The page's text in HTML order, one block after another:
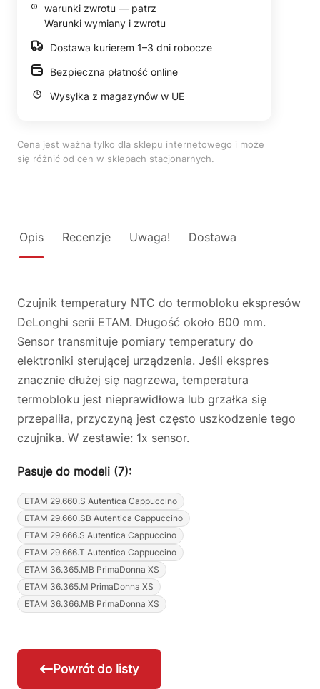
warunki zwrotu — patrz
Warunki wymiany i zwrotu
Dostawa kurierem 1–3 dni robocze
Bezpieczna płatność online
Wysyłka z magazynów w UE
Cena jest ważna tylko dla sklepu internetowego i może
się różnić od cen w sklepach stacjonarnych.
Opis Recenzje Uwaga! Dostawa
Czujnik temperatury NTC do termobloku ekspresów
DeLonghi serii ETAM. Długość około 600 mm.
Sensor transmituje pomiary temperatury do
elektroniki sterującej urządzenia. Jeśli ekspres
znacznie dłużej się nagrzewa, temperatura
termobloku jest nieprawidłowa lub grzałka się
przepaliła, przyczyną jest często uszkodzenie tego
czujnika. W zestawie: 1x sensor.
Pasuje do modeli (7):
ETAM 29.660.S Autentica Cappuccino
ETAM 29.660.SB Autentica Cappuccino
ETAM 29.666.S Autentica Cappuccino
ETAM 29.666.T Autentica Cappuccino
ETAM 36.365.MB PrimaDonna XS
ETAM 36.365.M PrimaDonna XS
ETAM 36.366.MB PrimaDonna XS
Powrót do listy